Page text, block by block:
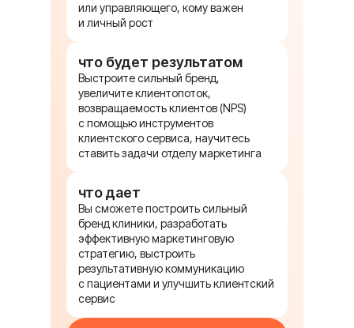
или управляющего, кому важен
и личный рост
что будет результатом
Выстроите сильный бренд,
увеличите клиентопоток,
возвращаемость клиентов (NPS)
с помощью инструментов
клиентского сервиса, научитесь
ставить задачи отделу маркетинга
что дает
Вы сможете построить сильный
бренд клиники, разработать
эффективную маркетинговую
стратегию, выстроить
результативную коммуникацию
с пациентами и улучшить клиентский
сервис